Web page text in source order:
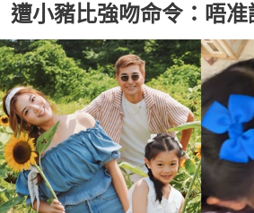
遭小豬比強吻命令：唔准